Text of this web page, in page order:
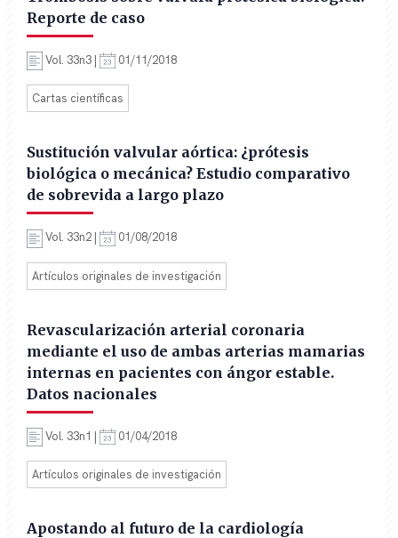
Reporte de caso
Vol. 33n3 | 01/11/2018
Cartas científicas
Sustitución valvular aórtica: ¿prótesis
biológica o mecánica? Estudio comparativo
de sobrevida a largo plazo
Vol. 33n2 | 01/08/2018
Artículos originales de investigación
Revascularización arterial coronaria
mediante el uso de ambas arterias mamarias
internas en pacientes con ángor estable.
Datos nacionales
Vol. 33n1 | 01/04/2018
Artículos originales de investigación
Apostando al futuro de la cardiología